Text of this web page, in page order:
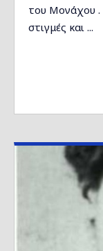
του Μονάχου .
στιγμές και ...